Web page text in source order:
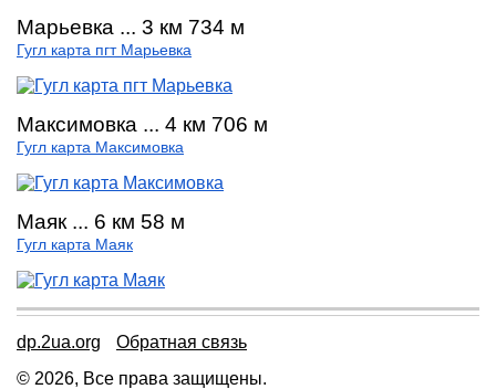
Марьевка ... 3 км 734 м
Гугл карта пгт Марьевка
Максимовка ... 4 км 706 м
Гугл карта Максимовка
Маяк ... 6 км 58 м
Гугл карта Маяк
dp.2ua.org
Обратная связь
© 2026, Все права защищены.